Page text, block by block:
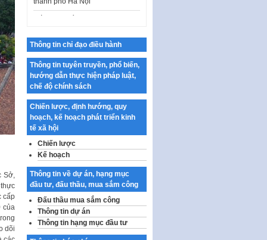
Sở,
cấp
của
dõi
Kế hoạch Tổ chức Cuộc thi
chính luận về bảo vệ nền tảng tư
Công bố công khai dự toán kinh
thiện thể chế, chính…
Quy định về nghiên cứu, ứng
dụng khoa học, công nghệ, đổi
mới sáng tạo và chuyển…
Quy định chi tiết và hướng dẫn
thi hành một số điều của Luật Lý
lịch tư…
Sửa đổi, bổ sung một số nội
dung tại Nghị quyết số 30/NQ-
CP ngày 24 tháng 02…
Ban hành Chương trình hành
động của Chính phủ thực hiện
Nghị quyết số 02-NQ/TW ngày
17…
Thông tin chỉ đạo điều hành
Thông tin tuyên truyền, phổ biến,
hướng dẫn thực hiện pháp luật,
chế độ chính sách
Chiến lược, định hướng, quy
hoạch, kế hoạch phát triển kinh
tế xã hội
Chiến lược
Kế hoạch
Thông tin về dự án, hạng mục
đầu tư, đấu thầu, mua sắm công
Đấu thầu mua sắm công
Thông tin dự án
Thông tin hạng mục đầu tư